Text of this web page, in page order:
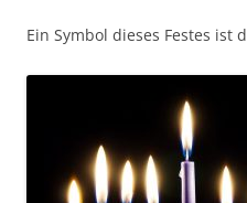
Ein Symbol dieses Festes ist